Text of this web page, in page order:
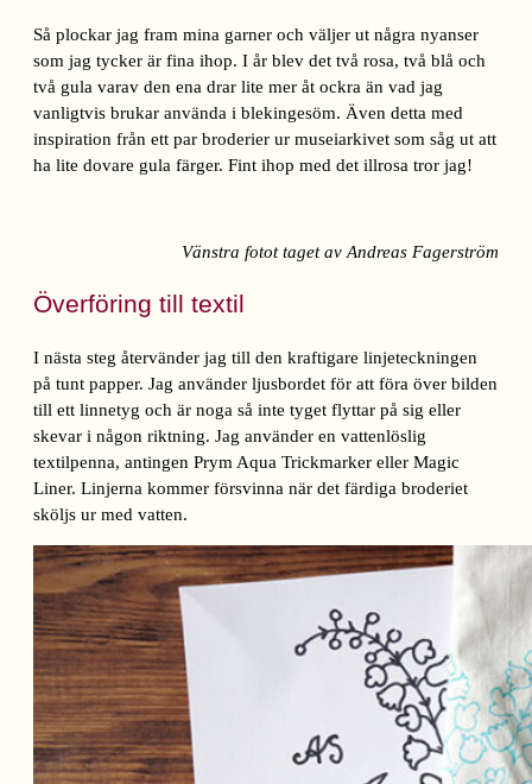
Så plockar jag fram mina garner och väljer ut några nyanser
som jag tycker är fina ihop. I år blev det två rosa, två blå och
två gula varav den ena drar lite mer åt ockra än vad jag
vanligtvis brukar använda i blekingesöm. Även detta med
inspiration från ett par broderier ur museiarkivet som såg ut att
ha lite dovare gula färger. Fint ihop med det illrosa tror jag!
Vänstra fotot taget av Andreas Fagerström
Överföring till textil
I nästa steg återvänder jag till den kraftigare linjeteckningen
på tunt papper. Jag använder ljusbordet för att föra över bilden
till ett linnetyg och är noga så inte tyget flyttar på sig eller
skevar i någon riktning. Jag använder en vattenlöslig
textilpenna, antingen Prym Aqua Trickmarker eller Magic
Liner. Linjerna kommer försvinna när det färdiga broderiet
sköljs ur med vatten.